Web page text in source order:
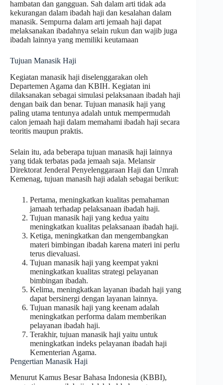
hambatan dan gangguan. Sah dalam arti tidak ada
kekurangan dalam ibadah haji dan kesalahan dalam
manasik. Sempurna dalam arti jemaah haji dapat
melaksanakan ibadahnya selain rukun dan wajib juga
ibadah lainnya yang memiliki keutamaan
Tujuan Manasik Haji
Kegiatan manasik haji diselenggarakan oleh
Departemen Agama dan KBIH. Kegiatan ini
dilaksanakan sebagai simulasi pelaksanaan ibadah haji
dengan baik dan benar. Tujuan manasik haji yang
paling utama tentunya adalah untuk mempermudah
calon jemaah haji dalam memahami ibadah haji secara
teoritis maupun praktis.
Selain itu, ada beberapa tujuan manasik haji lainnya
yang tidak terbatas pada jemaah saja. Melansir
Direktorat Jenderal Penyelenggaraan Haji dan Umrah
Kemenag, tujuan manasih haji adalah sebagai berikut:
Pertama, meningkatkan kualitas pemahaman
jamaah terhadap pelaksanaan ibadah haji.
Tujuan manasik haji yang kedua yaitu
meningkatkan kualitas pelaksanaan ibadah haji.
Ketiga, meningkatkan dan mengembangkan
materi bimbingan ibadah karena materi ini perlu
terus dievaluasi.
Tujuan manasik haji yang keempat yakni
meningkatkan kualitas strategi pelayanan
bimbingan ibadah.
Kelima, meningkatkan layanan ibadah haji yang
dapat bersinergi dengan layanan lainnya.
Tujuan manasik haji yang keenam adalah
meningkatkan performa dalam memberikan
pelayanan ibadah haji.
Terakhir, tujuan manasik haji yaitu untuk
meningkatkan indeks pelayanan ibadah haji
Kementerian Agama.
Pengertian Manasik Haji
Menurut Kamus Besar Bahasa Indonesia (KBBI),